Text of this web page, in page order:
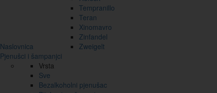
Naslovnica
Tempranillo
Teran
Xinomavro
Zinfandel
Zweigelt
Pjenušci i šampanjci
Vrsta
Sve
Bezalkoholni pjenušac